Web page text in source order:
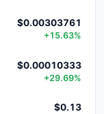
$0.00303761
+15.63%
$0.00010333
+29.69%
$0.13